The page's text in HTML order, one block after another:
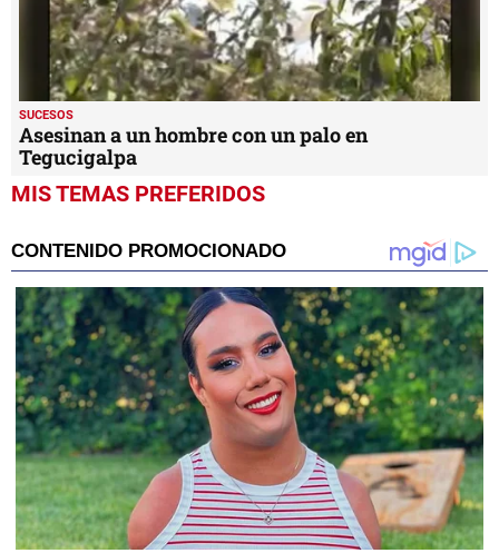
SUCESOS
Asesinan a un hombre con un palo en
Tegucigalpa
MIS TEMAS PREFERIDOS